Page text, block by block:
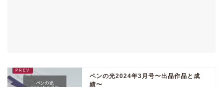
ペンの光2024年3月号〜出品作品と成
績〜